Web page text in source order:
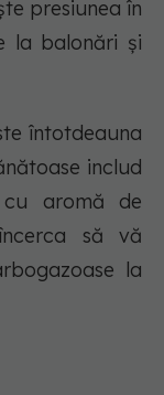
presiunea în
la balonări și
întotdeauna
includ
aromă de
să vă
la